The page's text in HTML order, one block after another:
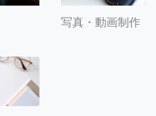
写真・動画制作